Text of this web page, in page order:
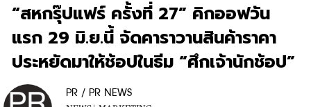
“สหกรุ๊ปแฟร์ ครั้งที่ 27” คิกออฟวัน
แรก 29 มิ.ย.นี้ จัดคาราวานสินค้าราคา
ประหยัดมาให้ช้อปในธีม “ศึกเจ้านักช้อป”
PR / PR NEWS